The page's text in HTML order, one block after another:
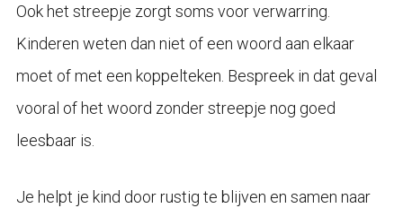
Ook het streepje zorgt soms voor verwarring.
Kinderen weten dan niet of een woord aan elkaar
moet of met een koppelteken. Bespreek in dat geval
vooral of het woord zonder streepje nog goed
leesbaar is.
Je helpt je kind door rustig te blijven en samen naar